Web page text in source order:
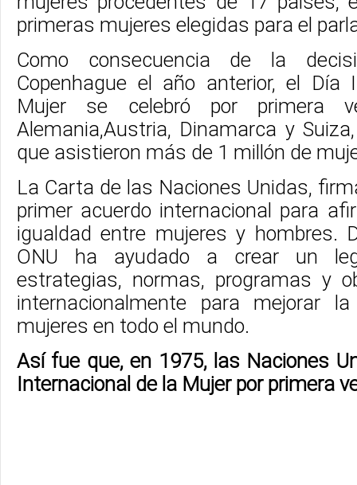
primeras mujeres elegidas para el
Como consecuencia de la
Copenhague el año anterior, el Día
Mujer se celebró por primera
Alemania,Austria, Dinamarca y
que asistieron más de 1 millón de
La Carta de las Naciones Unidas,
primer acuerdo internacional para
igualdad entre mujeres y hombres.
ONU ha ayudado a crear un
estrategias, normas, programas y
internacionalmente para mejorar
mujeres en todo el mundo.
Así fue que, en 1975, las Naciones
Internacional de la Mujer por primera